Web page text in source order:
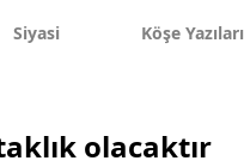
Siyasi Köşe Yazıları
olacaktır